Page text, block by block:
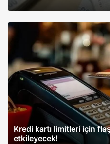
Kredi kartı limitleri için
etkileyecek!